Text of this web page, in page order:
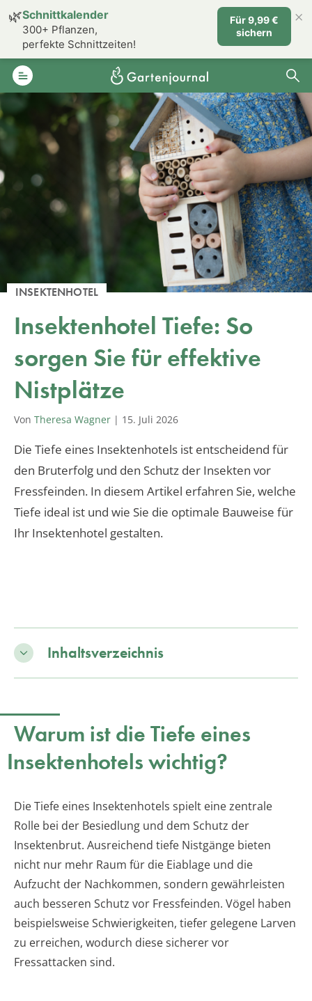
INSEKTENHOTEL
Insektenhotel Tiefe: So
sorgen Sie für effektive
Nistplätze
Von Theresa Wagner | 15. Juli 2026
Die Tiefe eines Insektenhotels ist entscheidend für
den Bruterfolg und den Schutz der Insekten vor
Fressfeinden. In diesem Artikel erfahren Sie, welche
Tiefe ideal ist und wie Sie die optimale Bauweise für
Ihr Insektenhotel gestalten.
Inhaltsverzeichnis
Warum ist die Tiefe eines
Insektenhotels wichtig?
Die Tiefe eines Insektenhotels spielt eine zentrale
Rolle bei der Besiedlung und dem Schutz der
Insektenbrut. Ausreichend tiefe Nistgänge bieten
nicht nur mehr Raum für die Eiablage und die
Aufzucht der Nachkommen, sondern gewährleisten
auch besseren Schutz vor Fressfeinden. Vögel haben
beispielsweise Schwierigkeiten, tiefer gelegene Larven
zu erreichen, wodurch diese sicherer vor
Fressattacken sind.
🌿Schnittkalender
300+ Pflanzen,
perfekte Schnittzeiten!
Für 9,99 €
sichern
×